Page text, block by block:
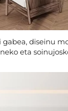
gabea, diseinu
eta